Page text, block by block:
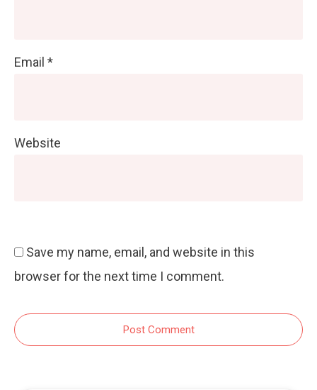
Email *
Website
Save my name, email, and website in this
browser for the next time I comment.
Post Comment